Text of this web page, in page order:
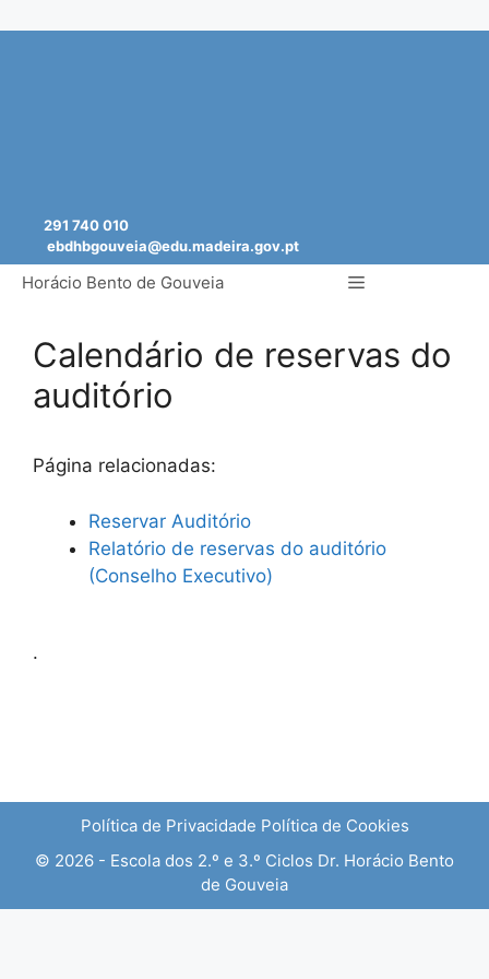
291 740 010
ebdhbgouveia@edu.madeira.gov.pt
Horácio Bento de Gouveia Menu
Calendário de reservas do
auditório
Página relacionadas:
Reservar Auditório
Relatório de reservas do auditório
(Conselho Executivo)
.
Política de Privacidade Política de Cookies
© 2026 - Escola dos 2.º e 3.º Ciclos Dr. Horácio Bento
de Gouveia